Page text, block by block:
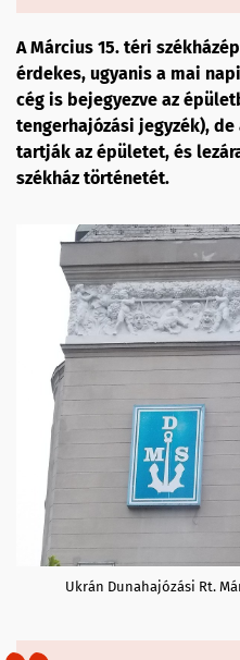
A Március 15. téri
érdekes, ugyanis a mai
cég is bejegyezve az
tengerhajózási jegyzék),
tartják az épületet, és
székház történetét.
Ukrán Dunahajózási Rt.